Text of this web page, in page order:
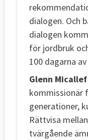
dialogen. Och
dialogen
för jordbruk
100 dagarna
Glenn Micallef
kommissionär
generationer,
Rättvisa
tvärgående